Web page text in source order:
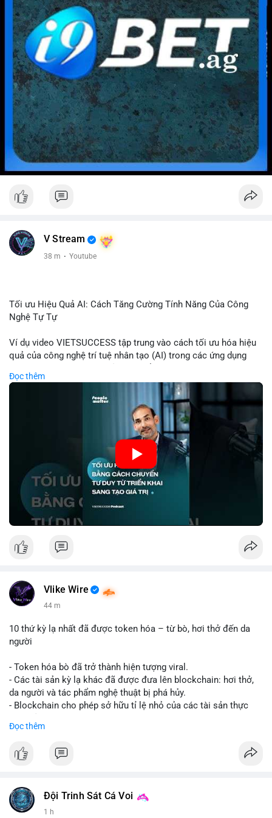
V Stream
38 m · Youtube
Tối ưu Hiệu Quả AI: Cách Tăng Cường Tính Năng Của Công
Nghệ Tự Tự
Ví dụ video VIETSUCCESS tập trung vào cách tối ưu hóa hiệu
quả của công nghệ trí tuệ nhân tạo (AI) trong các ứng dụng
đoán xu hướng thị trường, và tự động hóa quy trình trong lĩnh
vực tài chính và crypto. Bài đăng nhấn mạnh vai trò của AI
trong việc giảm thiểu sai lầm, tăng tốc độ xử lý, và hỗ trợ quyết
định dựa trên dữ liệu. Điều này đặc biệt quan trọng trong thời
kỳ phát triển nhanh chóng của ngành crypto, nơi tính chính xác
và tốc độ là yếu tố quyết định.
🎥 Xem video trực tiếp tại:
Nguồn: VIETSUCCESS
Đọc thêm
Vlike Wire
44 m
10 thứ kỳ lạ nhất đã được token hóa – từ bò, hơi thở đến da
người
- Token hóa bò đã trở thành hiện tượng viral.
- Các tài sản kỳ lạ khác đã được đưa lên blockchain: hơi thở,
da người và tác phẩm nghệ thuật bị phá hủy.
- Blockchain cho phép sở hữu tỉ lệ nhỏ của các tài sản thực
- Câu hỏi về pháp lý, đạo đức và bảo mật đang được đặt ra.
bất thường.
$btc $eth
Đọc thêm
Đội Trinh Sát Cá Voi
1 h